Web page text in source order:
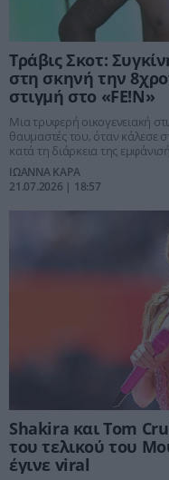
Τράβις Σκοτ:
στη σκηνή την
στιγμή στο «FE!N»
Μια τρυφερή οικογενειακή
θαυμαστές του, όταν κάλεσε
κατά τη διάρκεια της
και η μικρή του κόρη
δημιουργώντας μια
βίντεο και έγινε viral στα social
ΙΩΑΝΝΑ ΚΑΡΑ
21.07.2026 | 18:57
Shakira και Tom
του τελικού του
έγινε viral